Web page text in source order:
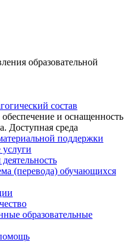
образовательной
состав
и оснащенность
Доступная среда
поддержки
(перевода) обучающихся
образовательные